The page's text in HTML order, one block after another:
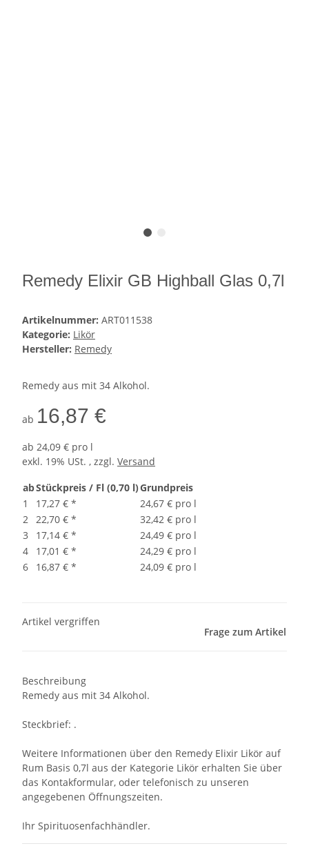
Remedy Elixir GB Highball Glas 0,7l
Artikelnummer: ART011538
Kategorie: Likör
Hersteller: Remedy
Remedy aus mit 34 Alkohol.
ab 16,87 €
ab 24,09 € pro l
exkl. 19% USt. , zzgl. Versand
abStückpreis / Fl (0,70 l)Grundpreis
1
17,27 € *
24,67 € pro l
2 22,70 € *
32,42 € pro l
3
17,14 € *
24,49 € pro l
4
17,01 € *
24,29 € pro l
6
16,87 € * 24,09 € pro l
Artikel vergriffen
Frage zum Artikel
Beschreibung
Remedy aus mit 34 Alkohol.
Steckbrief: .
Weitere Informationen über den Remedy Elixir Likör auf
Rum Basis 0,7l aus der Kategorie Likör erhalten Sie über
das Kontakformular, oder telefonisch zu unseren
angegebenen Öffnungszeiten.
Ihr Spirituosenfachhändler.